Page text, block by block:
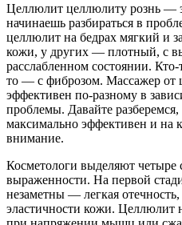
Целлюлит целлюлиту рознь —
начинаешь разбираться в
целлюлит на бедрах мягкий и
кожи, у других — плотный, с
расслабленном состоянии.
то — с фиброзом. Массажер
эффективен по-разному в
проблемы. Давайте разберемся,
максимально эффективен и на
внимание.
Косметологи выделяют четыре
выраженности. На первой
незаметны — легкая
эластичности кожи. Целлюлит